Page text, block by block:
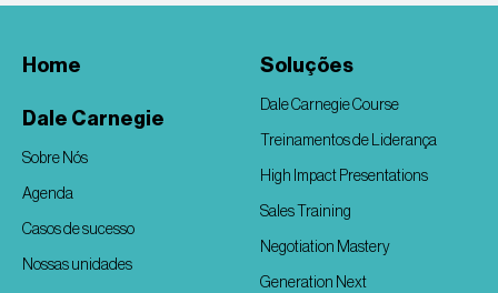
Home
Dale Carnegie
Sobre Nós
Agenda
Casos de sucesso
Nossas unidades
Soluções
Dale Carnegie Course
Treinamentos de Liderança
High Impact Presentations
Sales Training
Negotiation Mastery
Generation Next